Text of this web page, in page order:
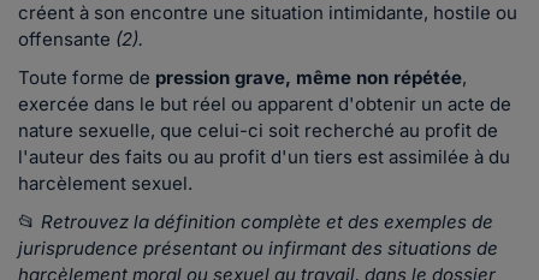
créent à son encontre une situation intimidante, hostile ou
offensante (2).
Toute forme de pression grave, même non répétée,
exercée dans le but réel ou apparent d'obtenir un acte de
nature sexuelle, que celui-ci soit recherché au profit de
l'auteur des faits ou au profit d'un tiers est assimilée à du
harcèlement sexuel.
📂 Retrouvez la définition complète et des exemples de
jurisprudence présentant ou infirmant des situations de
harcèlement moral ou sexuel au travail, dans le dossier